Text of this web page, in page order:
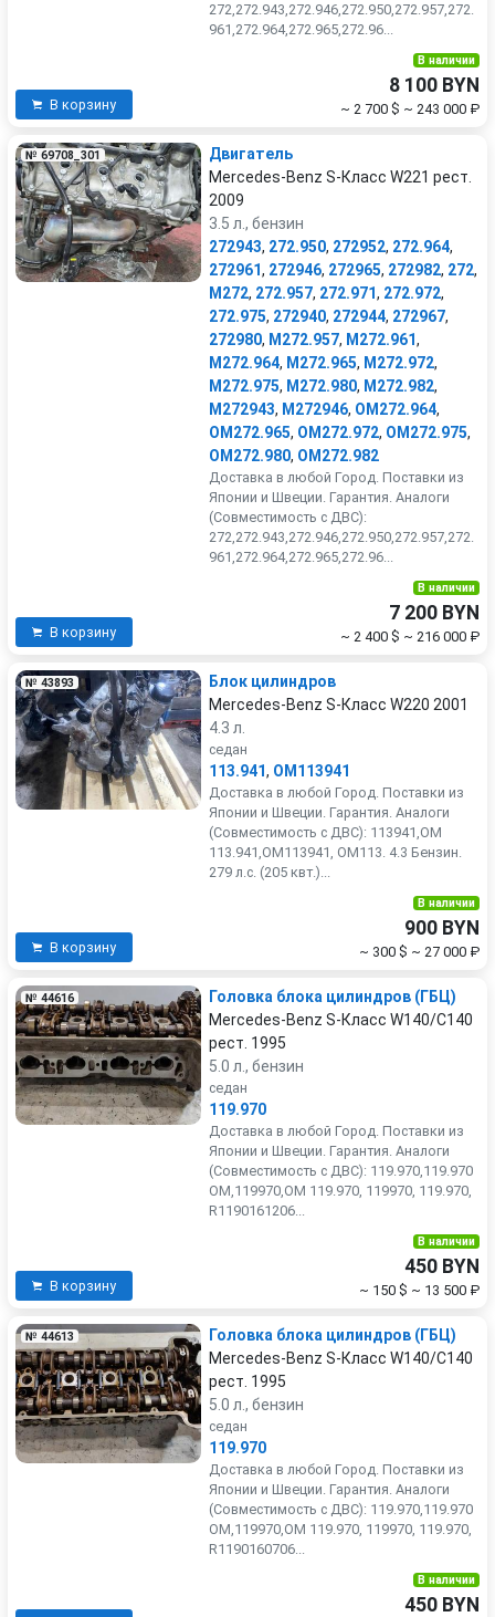
272,272.943,272.946,272.950,272.957,272.
961,272.964,272.965,272.96...
В корзину
В наличии
8 100 BYN
~ 2 700 $ ~ 243 000 ₽
№ 69708_301
Двигатель
Mercedes-Benz S-Класс W221 рест.
2009
3.5 л., бензин
272943, 272.950, 272952, 272.964,
272961, 272946, 272965, 272982, 272,
M272, 272.957, 272.971, 272.972,
272.975, 272940, 272944, 272967,
272980, M272.957, M272.961,
M272.964, M272.965, M272.972,
M272.975, M272.980, M272.982,
M272943, M272946, OM272.964,
OM272.965, OM272.972, OM272.975,
OM272.980, OM272.982
Доставка в любой Город. Поставки из
Японии и Швеции. Гарантия. Аналоги
(Совместимость с ДВС):
272,272.943,272.946,272.950,272.957,272.
961,272.964,272.965,272.96...
В корзину
В наличии
7 200 BYN
~ 2 400 $ ~ 216 000 ₽
№ 43893
Блок цилиндров
Mercedes-Benz S-Класс W220 2001
4.3 л.
седан
113.941, OM113941
Доставка в любой Город. Поставки из
Японии и Швеции. Гарантия. Аналоги
(Совместимость с ДВС): 113941,OM
113.941,OM113941, OM113. 4.3 Бензин.
279 л.с. (205 квт.)...
В корзину
В наличии
900 BYN
~ 300 $ ~ 27 000 ₽
№ 44616
Головка блока цилиндров (ГБЦ)
Mercedes-Benz S-Класс W140/C140
рест. 1995
5.0 л., бензин
седан
119.970
Доставка в любой Город. Поставки из
Японии и Швеции. Гарантия. Аналоги
(Совместимость с ДВС): 119.970,119.970
OM,119970,OM 119.970, 119970, 119.970,
R1190161206...
В корзину
В наличии
450 BYN
~ 150 $ ~ 13 500 ₽
№ 44613
Головка блока цилиндров (ГБЦ)
Mercedes-Benz S-Класс W140/C140
рест. 1995
5.0 л., бензин
седан
119.970
Доставка в любой Город. Поставки из
Японии и Швеции. Гарантия. Аналоги
(Совместимость с ДВС): 119.970,119.970
OM,119970,OM 119.970, 119970, 119.970,
R1190160706...
В наличии
450 BYN